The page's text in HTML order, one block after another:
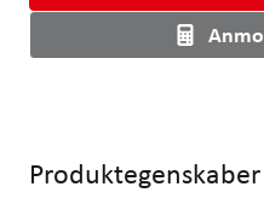
Produktegenskaber